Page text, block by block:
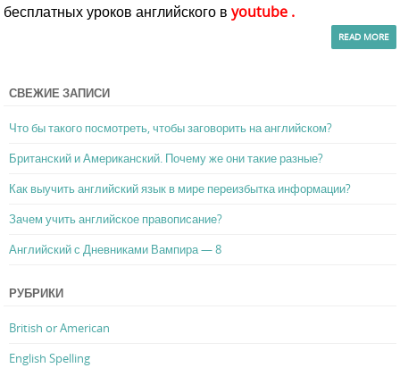
бесплатных уроков английского в youtube .
READ MORE
СВЕЖИЕ ЗАПИСИ
Что бы такого посмотреть, чтобы заговорить на английском?
Британский и Американский. Почему же они такие разные?
Как выучить английский язык в мире переизбытка информации?
Зачем учить английское правописание?
Английский с Дневниками Вампира — 8
РУБРИКИ
British or American
English Spelling